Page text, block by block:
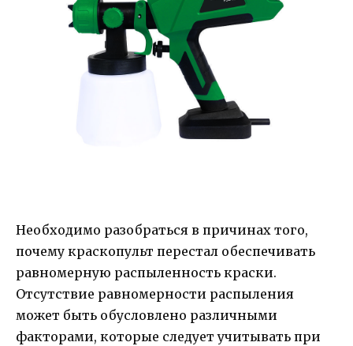
Необходимо разобраться в причинах того,
почему краскопульт перестал обеспечивать
равномерную распыленность краски.
Отсутствие равномерности распыления
может быть обусловлено различными
факторами, которые следует учитывать при